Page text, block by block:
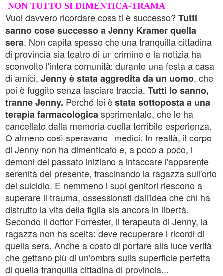
NON TUTTO SI DIMENTICA-TRAMA
Vuoi davvero ricordare cosa ti è successo? Tutti
sanno cose successo a Jenny Kramer quella
sera. Non capita spesso che una tranquilla cittadina
di provincia sia teatro di un crimine e la notizia ha
sconvolto l'intera comunità: durante una festa a casa
di amici, Jenny è stata aggredita da un uomo, che
poi è fuggito senza lasciare traccia. Tutti lo sanno,
tranne Jenny. Perché lei èstata sottoposta a una
terapia farmacologicasperimentale, che le ha
cancellato dalla memoria quella terribile esperienza.
O almeno così speravano i medici. In realtà, il corpo
di Jenny non ha dimenticato e, a poco a poco, i
demoni del passato iniziano a intaccare l'apparente
serenità del presente, trascinando la ragazza sull'orlo
del suicidio. E nemmeno i suoi genitori riescono a
superare il trauma, ossessionati dall'idea che chi ha
distrutto la vita della figlia sia ancora in libertà.
Secondo il dottor Forrester, il terapeuta di Jenny, la
ragazza non ha scelta: deve recuperare i ricordi di
quella sera. Anche a costo di portare alla luce verità
che gettano più di un'ombra sulla superficie perfetta
di quella tranquilla cittadina di provincia...